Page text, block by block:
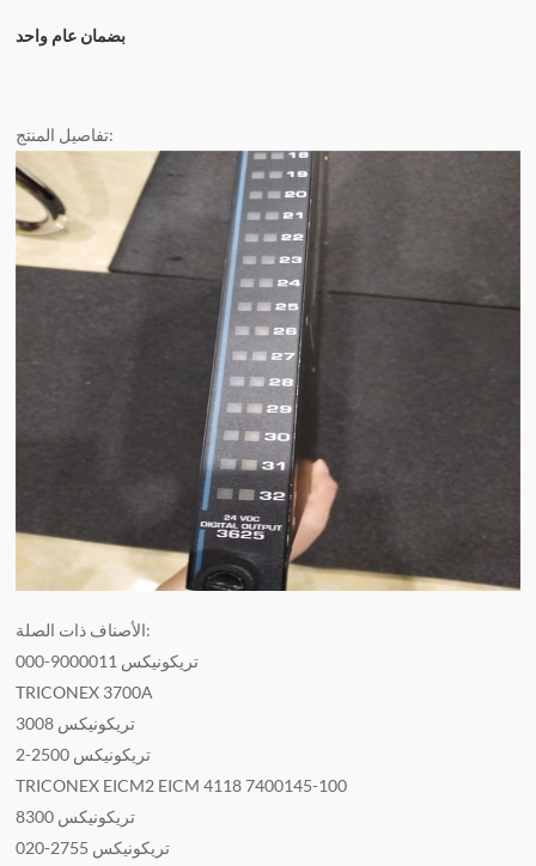
بضمان عام واحد
تفاصيل المنتج:
الأصناف ذات الصلة:
تريكونيكس 9000011-000
TRICONEX 3700A
تريكونيكس 3008
تريكونيكس 2500-2
TRICONEX EICM2 EICM 4118 7400145-100
تريكونيكس 8300
تريكونيكس 2755-020